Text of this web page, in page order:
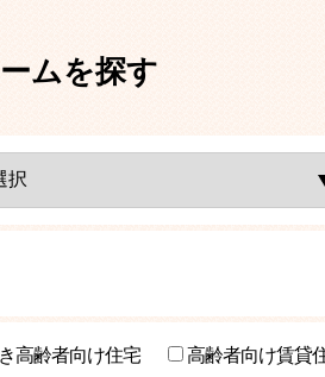
ムを探す
高齢者向け住宅 高齢者向け賃貸